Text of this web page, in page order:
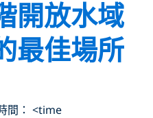
開放水域
最佳場所
間： <time